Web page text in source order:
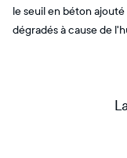
le seuil en béton
dégradés à cause de